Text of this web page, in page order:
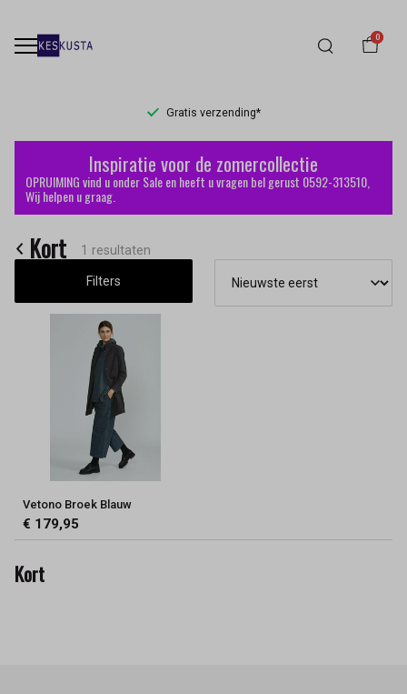
0
Gratis verzending*
Kort
Keskusta
Inspiratie voor de zomercollectie
OPRUIMING vind u onder Sale en heeft u vragen bel gerust 0592-313510,
Wij helpen u graag.
Kort 1 resultaten
Filters
Vetono Broek Blauw
€ 179,95
Kort